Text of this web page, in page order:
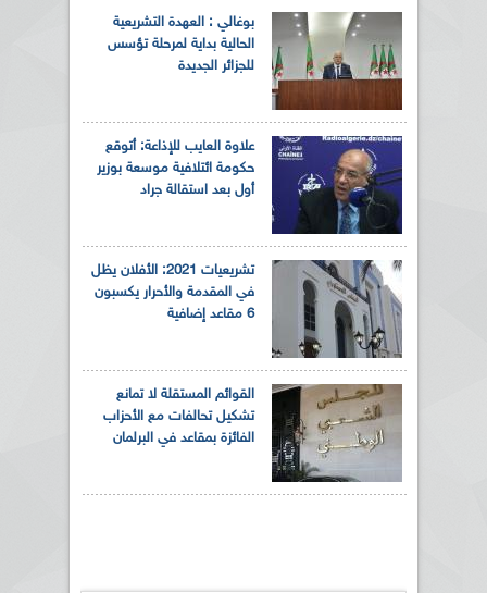
بوغالي : العهدة التشريعية
الحالية بداية لمرحلة تؤسس
للجزائر الجديدة
علاوة العايب للإذاعة: أتوقع
حكومة ائتلافية موسعة بوزير
أول بعد استقالة جراد
تشريعيات 2021: الأفلان يظل
في المقدمة والأحرار يكسبون
6 مقاعد إضافية
القوائم المستقلة لا تمانع
تشكيل تحالفات مع الأحزاب
الفائزة بمقاعد في البرلمان